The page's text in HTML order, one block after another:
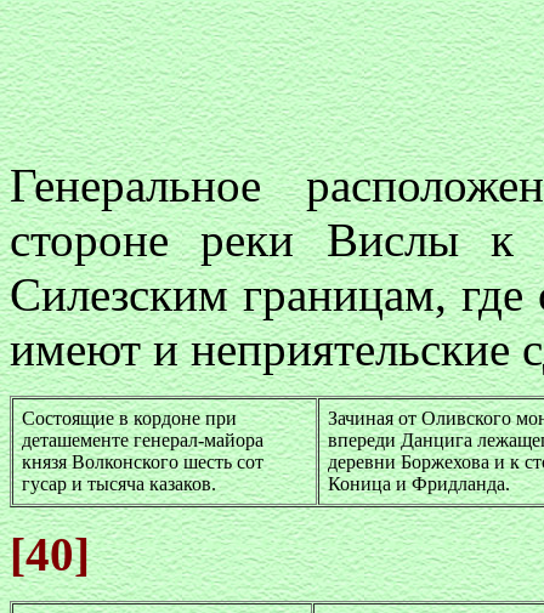
Генеральное
стороне реки Вислы к
Силезским границам,
имеют и неприятельские
Состоящие в кордоне при
деташементе генерал-майора
князя Волконского шесть сот
гусар и тысяча казаков.
Зачиная от Оливского
впереди Данцига
деревни Боржехова и к
Коница и Фридланда.
[40]